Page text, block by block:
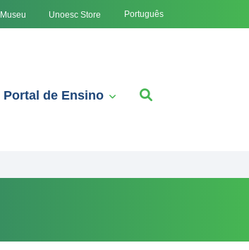
Museu Unoesc Store Português
Portal de Ensino